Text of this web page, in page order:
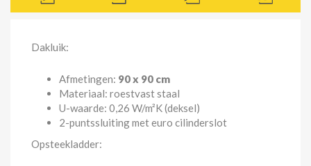
Dakluik:
Afmetingen: 90 x 90 cm
Materiaal: roestvast staal
U-waarde: 0,26 W/m²K (deksel)
2-puntssluiting met euro cilinderslot
Opsteekladder: